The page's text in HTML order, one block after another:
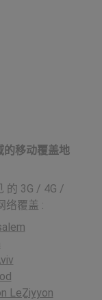
的移动覆盖地
的 3G / 4G /
络覆盖 :
LeẔiyyon